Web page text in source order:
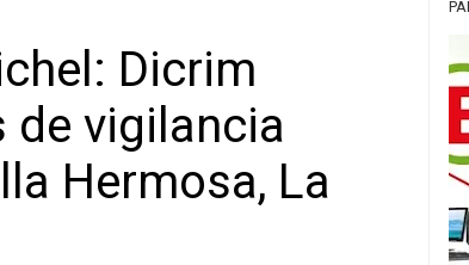
Dicrim
de vigilancia
Hermosa, La